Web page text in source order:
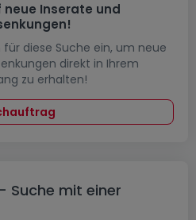
Inserate und
für diese Suche ein, um neue
direkt in Ihrem
zu erhalten!
Suche mit einer